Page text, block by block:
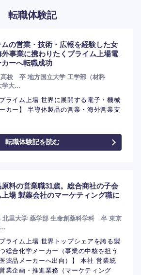
転職体験記
の営業・技術・広報を経験した女
事業に携わりたくプライム上場電
ーへ転職成功
校 卒 地方国立大学 工学部（材料
大...
プライム上場 世界に展開する電子・機械
カー】 半導体製品の営業・海外営業支
転職体験記を読む
料の営業職31歳。総合商社の子会
場 製薬会社のマーケティング職に
里大学 薬学部 生命創薬科学科 卒 東京
プライム上場 世界トップシェアを誇る製
総合化学メーカー（事業の中核を担う
薬品メーカーへ出向）】 本社 営業統
業企画・推進業務（マーケティング